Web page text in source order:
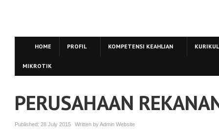
HOME PROFIL KOMPETENSI KEAHLIAN
MIKROTIK
PERUSAHAAN
Published: 28 July 2015 Written byAdmin Website